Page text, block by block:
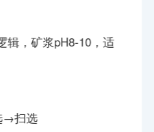
辑，矿浆pH8-10，适
→扫选